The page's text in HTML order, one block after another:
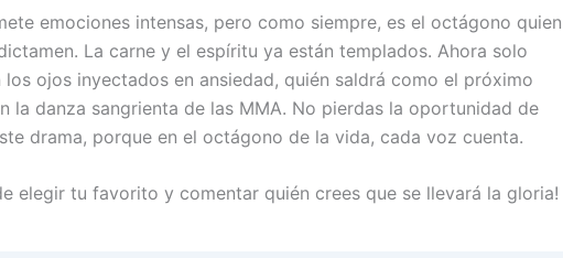
emociones intensas, pero como siempre, es el octágono quien
La carne y el espíritu ya están templados. Ahora solo
los ojos inyectados en ansiedad, quién saldrá como el próximo
la danza sangrienta de las MMA. No pierdas la oportunidad de
drama, porque en el octágono de la vida, cada voz cuenta.
elegir tu favorito y comentar quién crees que se llevará la gloria!